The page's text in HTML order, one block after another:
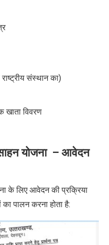
संस्थान का)
खाता विवरण
योजना – आवेदन
के लिए आवेदन की प्रक्रिया
का पालन करना होता है: